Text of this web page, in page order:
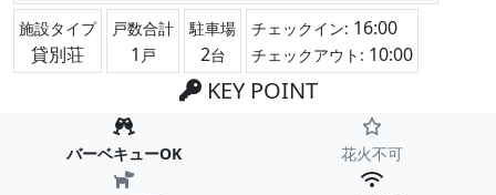
施設タイプ
貸別荘
戸数合計
1 戸
駐車場
2台
チェックイン: 16:00
チェックアウト: 10:00
KEY POINT
バーベキューOK 花火不可